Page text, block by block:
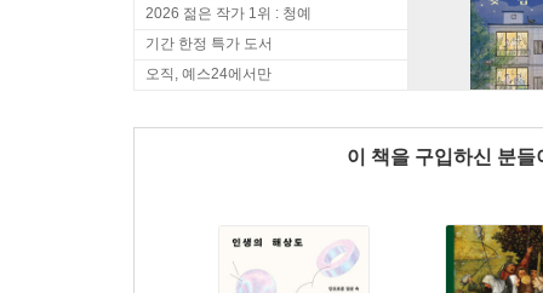
2026 젊은 작가 1위 : 청예
기간 한정 특가 도서
오직, 예스24에서만
이 책을 구입하신 분